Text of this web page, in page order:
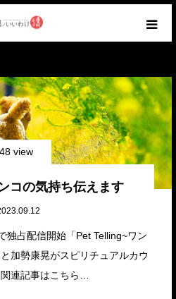
view
コの気持ち伝えます
占配信開始「Pet Telling~ワン
加勢康晃がスピリチュアルカウ
連記事はこちら…